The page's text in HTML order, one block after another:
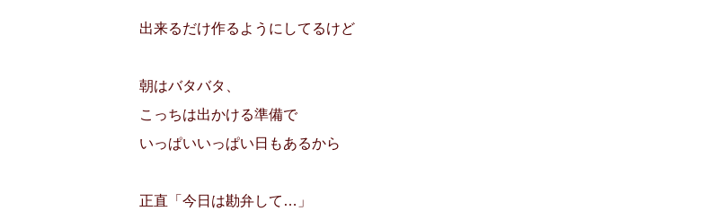
出来るだけ作るようにしてるけど
朝はバタバタ、
こっちは出かける準備で
いっぱいいっぱい日もあるから
正直「今日は勘弁して…」